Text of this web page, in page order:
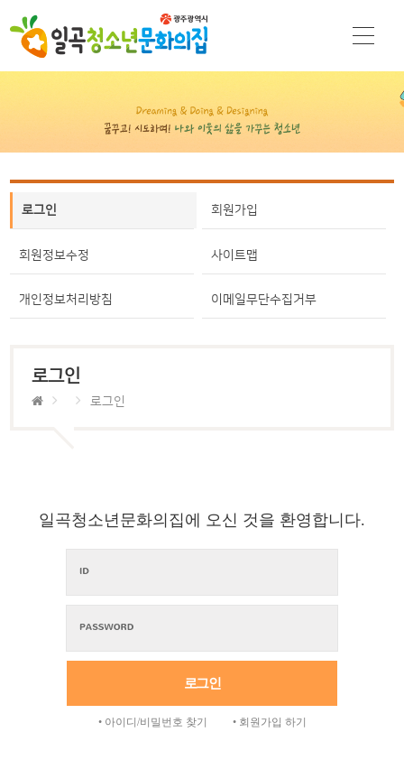
로그인 회원가입
회원정보수정 사이트맵
개인정보처리방침 이메일무단수집거부
로그인
로그인
일곡청소년문화의집에 오신 것을 환영합니다.
• 아이디/비밀번호 찾기 • 회원가입 하기